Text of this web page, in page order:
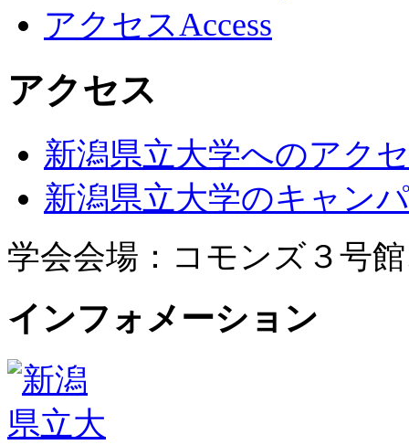
アクセスAccess
アクセス
新潟県立大学へのアク
新潟県立大学のキャン
学会会場：コモンズ３号
インフォメーション